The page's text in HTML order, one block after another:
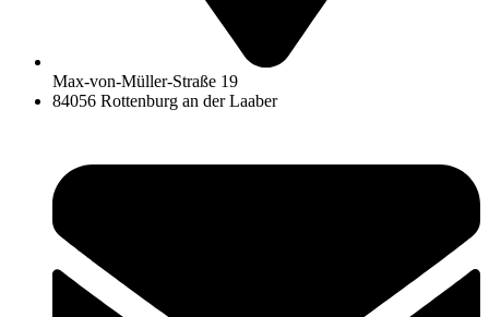
Max-von-Müller-Straße 19
84056 Rottenburg an der Laaber